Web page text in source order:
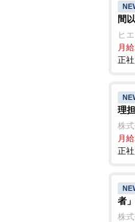
間
ヒ
月
正
理
株
月
正
者
株